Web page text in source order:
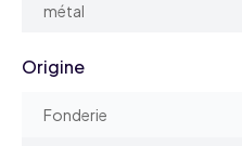
métal
Origine
Fonderie